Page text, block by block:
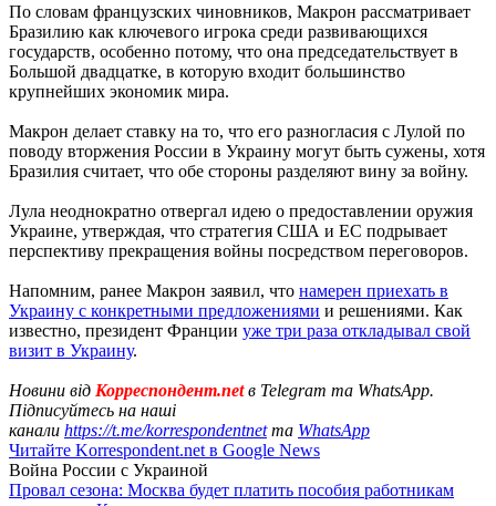
По словам французских чиновников, Макрон рассматривает
Бразилию как ключевого игрока среди развивающихся
государств, особенно потому, что она председательствует в
Большой двадцатке, в которую входит большинство
крупнейших экономик мира.
Макрон делает ставку на то, что его разногласия с Лулой по
поводу вторжения России в Украину могут быть сужены, хотя
Бразилия считает, что обе стороны разделяют вину за войну.
Лула неоднократно отвергал идею о предоставлении оружия
Украине, утверждая, что стратегия США и ЕС подрывает
перспективу прекращения войны посредством переговоров.
Напомним, ранее Макрон заявил, что намерен приехать в
Украину с конкретными предложениями и решениями. Как
известно, президент Франции уже три раза откладывал свой
визит в Украину.
Новини від Корреспондент.netв Telegram та WhatsApp.
Підписуйтесь на наші
канали https://t.me/korrespondentnetта WhatsApp
Читайте Korrespondent.net в Google News
Война России с Украиной
Провал сезона: Москва будет платить пособия работникам